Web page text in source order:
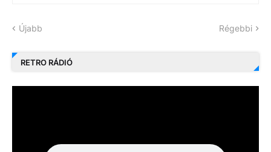
Újabb Régebbi
RETRO RÁDIÓ